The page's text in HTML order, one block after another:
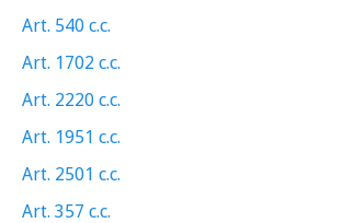
Art. 540 c.c.
Art. 1702 c.c.
Art. 2220 c.c.
Art. 1951 c.c.
Art. 2501 c.c.
Art. 357 c.c.